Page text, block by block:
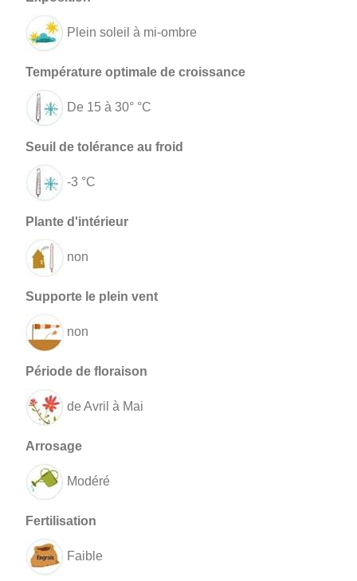
Plein soleil à mi-ombre
De 15 à 30° °C
-3 °C
non
non
de Avril à Mai
Modéré
Faible